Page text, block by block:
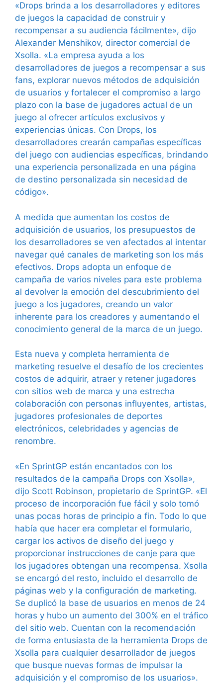
«Drops brinda a los desarrolladores y editores
de juegos la capacidad de construir y
recompensar a su audiencia fácilmente», dijo
Alexander Menshikov, director comercial de
Xsolla. «La empresa ayuda a los
desarrolladores de juegos a recompensar a sus
fans, explorar nuevos métodos de adquisición
de usuarios y fortalecer el compromiso a largo
plazo con la base de jugadores actual de un
juego al ofrecer artículos exclusivos y
experiencias únicas. Con Drops, los
desarrolladores crearán campañas específicas
del juego con audiencias específicas, brindando
una experiencia personalizada en una página
de destino personalizada sin necesidad de
código».
A medida que aumentan los costos de
adquisición de usuarios, los presupuestos de
los desarrolladores se ven afectados al intentar
navegar qué canales de marketing son los más
efectivos. Drops adopta un enfoque de
campaña de varios niveles para este problema
al devolver la emoción del descubrimiento del
juego a los jugadores, creando un valor
inherente para los creadores y aumentando el
conocimiento general de la marca de un juego.
Esta nueva y completa herramienta de
marketing resuelve el desafío de los crecientes
costos de adquirir, atraer y retener jugadores
con sitios web de marca y una estrecha
colaboración con personas influyentes, artistas,
jugadores profesionales de deportes
electrónicos, celebridades y agencias de
renombre.
«En SprintGP están encantados con los
resultados de la campaña Drops con Xsolla»,
dijo Scott Robinson, propietario de SprintGP. «El
proceso de incorporación fue fácil y solo tomó
unas pocas horas de principio a fin. Todo lo que
había que hacer era completar el formulario,
cargar los activos de diseño del juego y
proporcionar instrucciones de canje para que
los jugadores obtengan una recompensa. Xsolla
se encargó del resto, incluido el desarrollo de
páginas web y la configuración de marketing.
Se duplicó la base de usuarios en menos de 24
horas y hubo un aumento del 300% en el tráfico
del sitio web. Cuentan con la recomendación
de forma entusiasta de la herramienta Drops de
Xsolla para cualquier desarrollador de juegos
que busque nuevas formas de impulsar la
adquisición y el compromiso de los usuarios».